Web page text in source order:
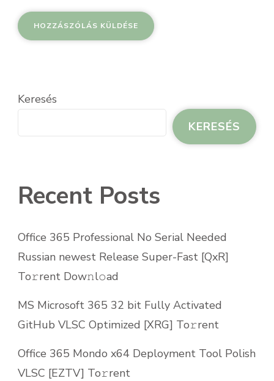
Keresés
KERESÉS
Recent Posts
Office 365 Professional No Serial Needed
Russian newest Release Super-Fast [QxR]
To𝚛rent Dow𝚗l𝚘ad
MS Microsoft 365 32 bit Fully Activated
GitHub VLSC Optimized [XRG] To𝚛rent
Office 365 Mondo x64 Deployment Tool Polish
VLSC [EZTV] To𝚛rent